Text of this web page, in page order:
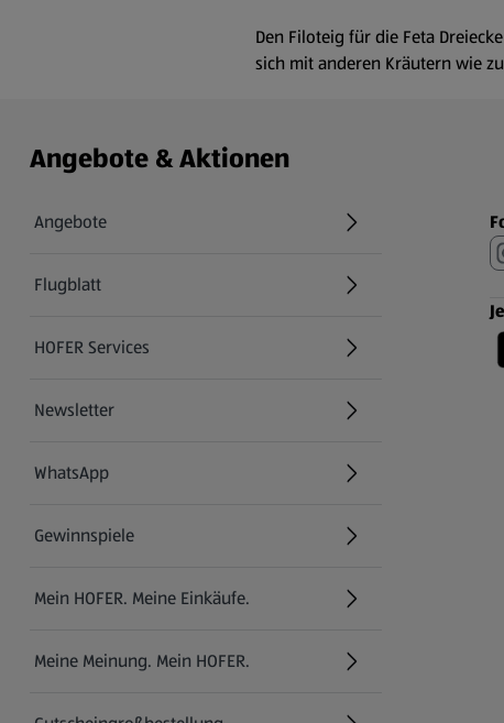
Den Filoteig für die Feta
sich mit anderen Kräutern wie
Angebote & Aktionen
Angebote
Flugblatt
HOFER Services
Newsletter
WhatsApp
Gewinnspiele
Mein HOFER. Meine Einkäufe.
Meine Meinung. Mein HOFER.